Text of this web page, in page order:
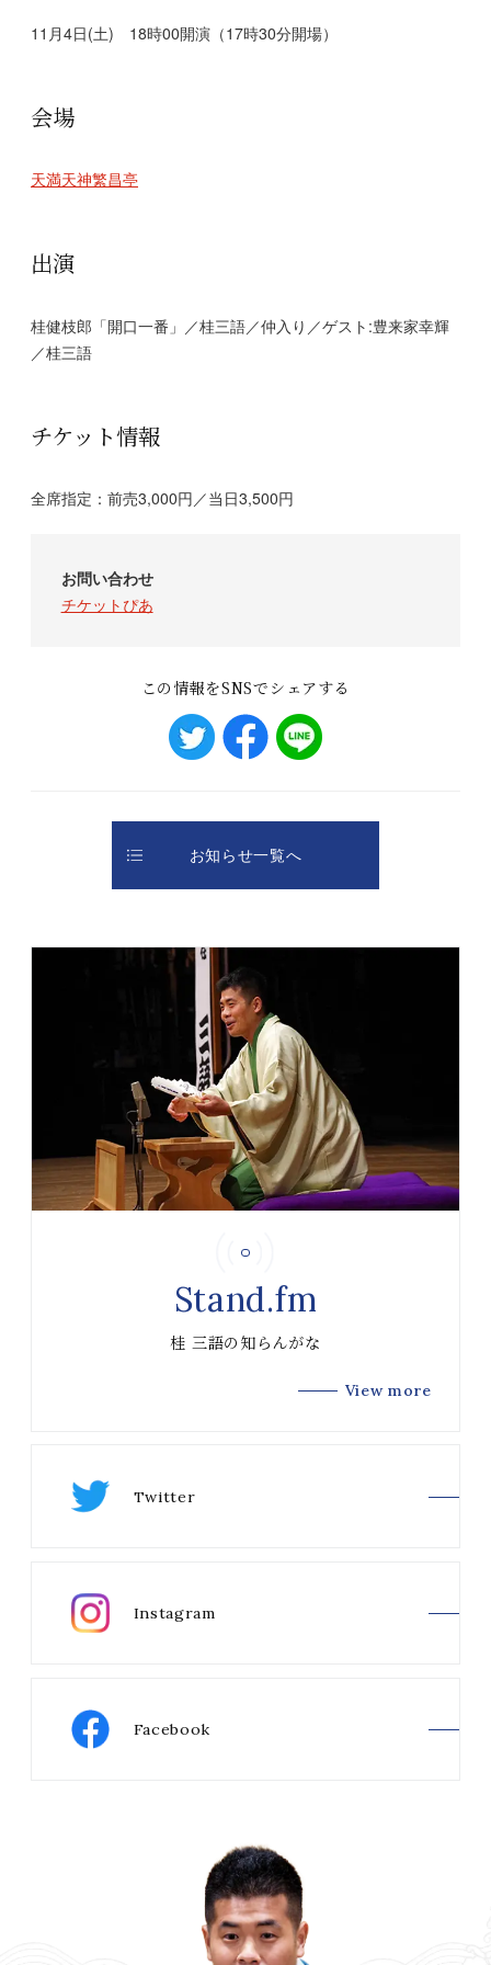
11月4日(土) 18時00開演（17時30分開場）
会場
天満天神繁昌亭
出演
桂健枝郎「開口一番」／桂三語／仲入り／ゲスト:豊来家幸輝
／桂三語
チケット情報
全席指定：前売3,000円／当日3,500円
お問い合わせ
チケットぴあ
この情報をSNSでシェアする
お知らせ一覧へ
Stand.fm
桂 三語の知らんがな
View more
Twitter
Instagram
Facebook